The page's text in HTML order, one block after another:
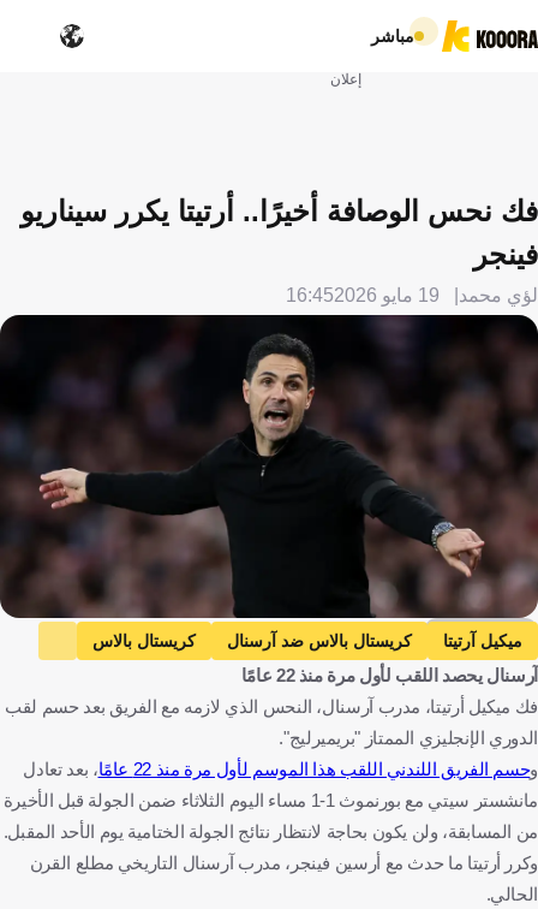
مباشر
إعلان
فك نحس الوصافة أخيرًا.. أرتيتا يكرر سيناريو
فينجر
لؤي محمد 19 مايو 2026 16:45
Getty Images
ميكيل آرتيتا كريستال بالاس ضد آرسنال
كريستال بالاس
آرسنال
الدوري الإنجليزي الممتاز
بورنموث ضد مانشستر سيتي
بورنموث
مانشستر سيتي
آرسنال يحصد اللقب لأول مرة منذ 22 عامًا
فك ميكيل أرتيتا، مدرب آرسنال، النحس الذي لازمه مع الفريق بعد حسم لقب
الدوري الإنجليزي الممتاز "بريميرليج".
وحسم الفريق اللندني اللقب هذا الموسم لأول مرة منذ 22 عامًا
، بعد تعادل
مانشستر سيتي مع بورنموث 1-1 مساء اليوم الثلاثاء ضمن الجولة قبل الأخيرة
من المسابقة، ولن يكون بحاجة لانتظار نتائج الجولة الختامية يوم الأحد المقبل.
وكرر أرتيتا ما حدث مع أرسين فينجر، مدرب آرسنال التاريخي مطلع القرن
الحالي.